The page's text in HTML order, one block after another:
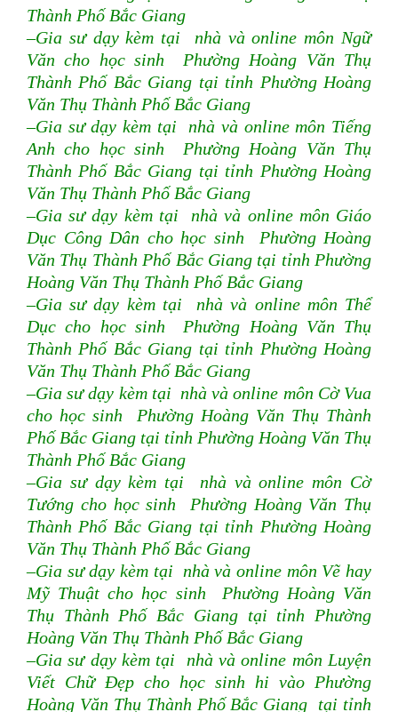
Thành Phố Bắc Giang
–Gia sư dạy kèm tại nhà và online môn Ngữ
Văn cho học sinh Phường Hoàng Văn Thụ
Thành Phố Bắc Giang tại tỉnh Phường Hoàng
Văn Thụ Thành Phố Bắc Giang
–Gia sư dạy kèm tại nhà và online môn Tiếng
Anh cho học sinh Phường Hoàng Văn Thụ
Thành Phố Bắc Giang tại tỉnh Phường Hoàng
Văn Thụ Thành Phố Bắc Giang
–Gia sư dạy kèm tại nhà và online môn Giáo
Dục Công Dân cho học sinh Phường Hoàng
Văn Thụ Thành Phố Bắc Giang tại tỉnh Phường
Hoàng Văn Thụ Thành Phố Bắc Giang
–Gia sư dạy kèm tại nhà và online môn Thể
Dục cho học sinh Phường Hoàng Văn Thụ
Thành Phố Bắc Giang tại tỉnh Phường Hoàng
Văn Thụ Thành Phố Bắc Giang
–Gia sư dạy kèm tại nhà và online môn Cờ Vua
cho học sinh Phường Hoàng Văn Thụ Thành
Phố Bắc Giang tại tỉnh Phường Hoàng Văn Thụ
Thành Phố Bắc Giang
–Gia sư dạy kèm tại nhà và online môn Cờ
Tướng cho học sinh Phường Hoàng Văn Thụ
Thành Phố Bắc Giang tại tỉnh Phường Hoàng
Văn Thụ Thành Phố Bắc Giang
–Gia sư dạy kèm tại nhà và online môn Vẽ hay
Mỹ Thuật cho học sinh Phường Hoàng Văn
Thụ Thành Phố Bắc Giang tại tỉnh Phường
Hoàng Văn Thụ Thành Phố Bắc Giang
–Gia sư dạy kèm tại nhà và online môn Luyện
Viết Chữ Đẹp cho học sinh hi vào Phường
Hoàng Văn Thụ Thành Phố Bắc Giang tại tỉnh